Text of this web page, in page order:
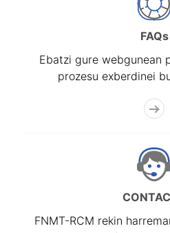
FAQs
Ebatzi gure webgunean
prozesu exberdinei
FNMT-RCM rekin